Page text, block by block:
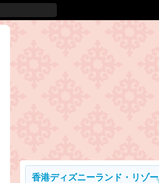
香港ディズニーランド・リゾー